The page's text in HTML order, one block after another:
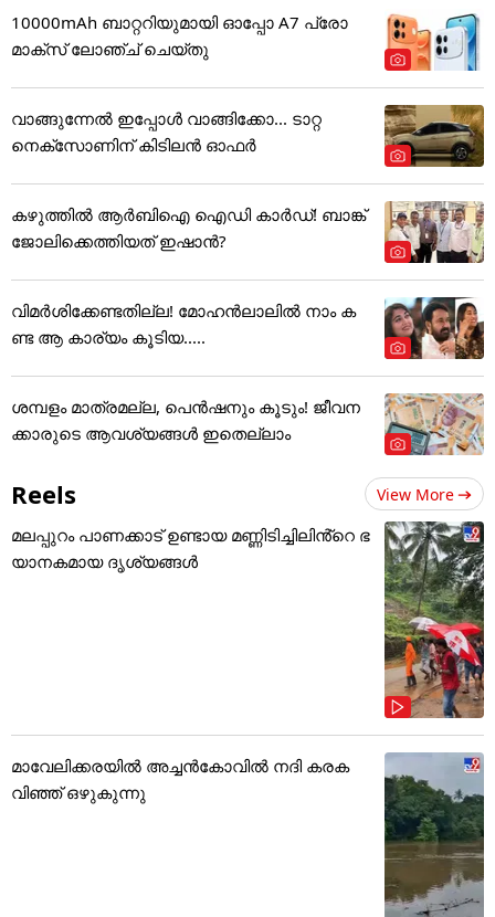
10000mAh ബാറ്ററിയുമായി ഓപ്പോ A7 പ്രോ
മാക്സ് ലോഞ്ച് ചെയ്തു
വാങ്ങുന്നേൽ ഇപ്പോൾ വാങ്ങിക്കോ... ടാറ്റ
നെക്സോണിന് കിടിലൻ ഓഫർ
കഴുത്തില്‍ ആര്‍ബിഐ ഐഡി കാര്‍ഡ്! ബാങ്ക്
ജോലിക്കെത്തിയത് ഇഷാന്‍?
വിമർശിക്കേണ്ടതില്ല! മോഹൻലാലിൽ നാം ക
ണ്ട ആ കാര്യം കൂടിയ.....
ശമ്പളം മാത്രമല്ല, പെൻഷനും കൂടും! ജീവന
ക്കാരുടെ ആവശ്യങ്ങൾ ഇതെല്ലാം
Reels View More
മലപ്പുറം പാണക്കാട് ഉണ്ടായ മണ്ണിടിച്ചിലിൻ്റെ ഭ
യാനകമായ ദൃശ്യങ്ങൾ
മാവേലിക്കരയിൽ അച്ചൻകോവിൽ നദി കരക
വിഞ്ഞ് ഒഴുകുന്നു